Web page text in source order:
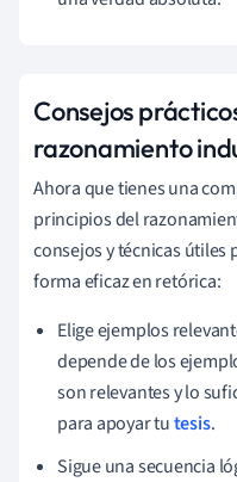
Consejos
razonamiento
Ahora que tienes una
principios del
consejos y técnicas útiles
forma eficaz en retórica:
Elige ejemplos
depende de los
son relevantes y lo
para apoyar tutesis.
Sigue una secuencia